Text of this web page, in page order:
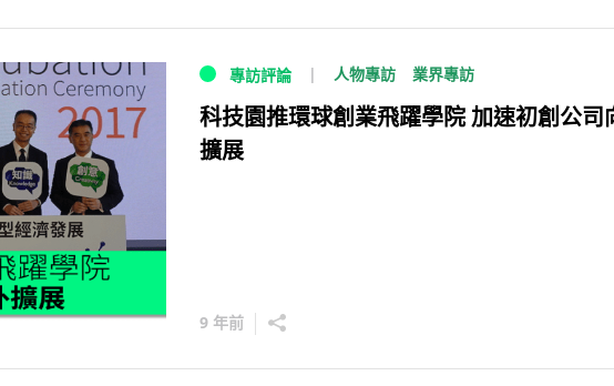
專訪評論 人物專訪 業界專訪
科技園推環球創業飛躍學院 加速初創公司
擴展
9 年前